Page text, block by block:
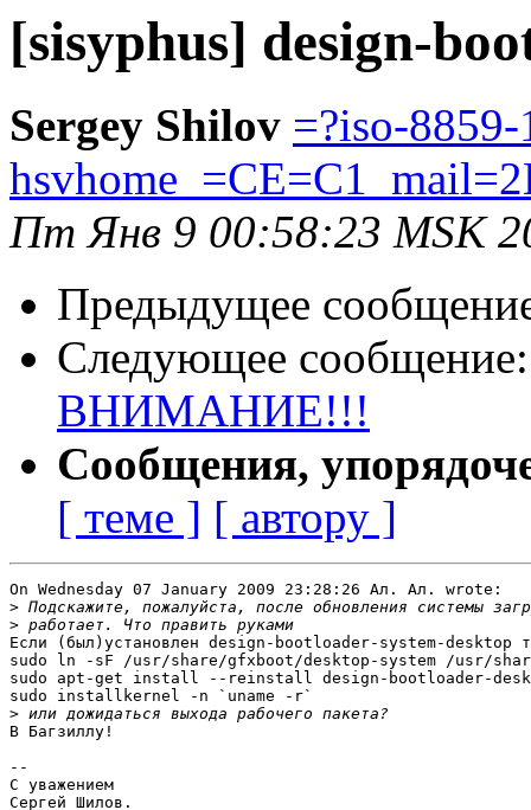
[sisyphus] design-
Sergey Shilov =?iso-8859-
Пт Янв 9 00:58:23 MSK
Предыдущее
Следующее
ВНИМАНИЕ!!!
Сообщения,
[ теме ] [ автору ]
On Wednesday 07 January 2009 23:28:26 Ал. Ал. wrote:
>
>
Если (был)установлен design-bootloader-system-desktop
sudo ln -sF /usr/share/gfxboot/desktop-system /usr/
sudo apt-get install --reinstall design-bootloader-
sudo installkernel -n `uname -r`
>
В Багзиллу!
--
С уважением